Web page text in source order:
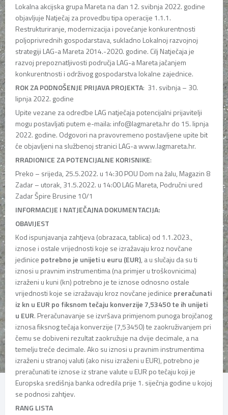
Lokalna akcijska grupa Mareta na dan 12. svibnja 2022. godine
objavljuje Natječaj za provedbu tipa operacije 1.1.1.
Restrukturiranje, modernizacija i povećanje konkurentnosti
poljoprivrednih gospodarstava, sukladno Lokalnoj razvojnoj
strategiji LAG-a Mareta 2014.-2020. godine. Cilj Natječaja je
razvoj prepoznatljivosti područja LAG-a Mareta jačanjem
konkurentnosti i održivog gospodarstva lokalne zajednice.
ROK ZA PODNOŠENJE PRIJAVA PROJEKTA: 31. svibnja – 30.
lipnja 2022. godine
Upite vezane za odredbe LAG natječaja potencijalni prijavitelji
mogu postavljati putem e-maila: info@lagmareta.hr do 15. lipnja
2022. godine. Odgovori na pravovremeno postavljene upite bit
će objavljeni na službenoj stranici LAG-a www.lagmareta.hr.
RRADIONICE ZA POTENCIJALNE KORISNIKE:
Preko – srijeda, 25.5.2022. u 14:30 POU Dom na žalu, Magazin 8
Zadar – utorak, 31.5.2022. u 14:00 LAG Mareta, Područni ured
Zadar Špire Brusine 10/1
INFORMACIJE I NATJEČAJNA DOKUMENTACIJA:
OBAVIJEST
Kod ispunjavanja zahtjeva (obrazaca, tablica) od 1.1.2023.,
iznose i ostale vrijednosti koje se izražavaju kroz novčane
jedinice potrebno je unijeti u euru (EUR), a u slučaju da su ti
iznosi u pravnim instrumentima (na primjer u troškovnicima)
izraženi u kuni (kn) potrebno je te iznose odnosno ostale
vrijednosti koje se izražavaju kroz novčane jedinice preračunati
iz kn u EUR po fiksnom tečaju konverzije 7,53450 te ih unijeti
u EUR. Preračunavanje se izvršava primjenom punoga brojčanog
iznosa fiksnog tečaja konverzije (7,53450) te zaokruživanjem pri
čemu se dobiveni rezultat zaokružuje na dvije decimale, a na
temelju treće decimale. Ako su iznosi u pravnim instrumentima
izraženi u stranoj valuti (ako nisu izraženi u EUR), potrebno je
preračunati te iznose iz strane valute u EUR po tečaju koji je
Europska središnja banka odredila prije 1. siječnja godine u kojoj
se podnosi zahtjev.
RANG LISTA